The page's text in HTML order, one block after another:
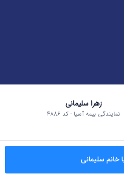
زهرا سلیمانی
نمایندگی بیمه آسیا - کد 4886
خانم سلیمانی